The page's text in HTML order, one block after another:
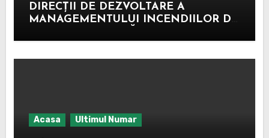
DIRECȚII DE DEZVOLTARE A
MANAGEMENTULUI INCENDIILOR DE
FORESTIER
Acasa Ultimul Numar